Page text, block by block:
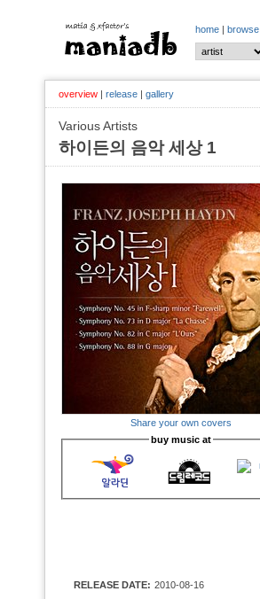
home | browse
overview | release | gallery
Various Artists
하이든의 음악 세상 1
Share your own covers
buy music at
RELEASE DATE: 2010-08-16